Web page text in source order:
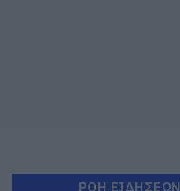
ΡΟΗ ΕΙΔΗΣΕΩΝ